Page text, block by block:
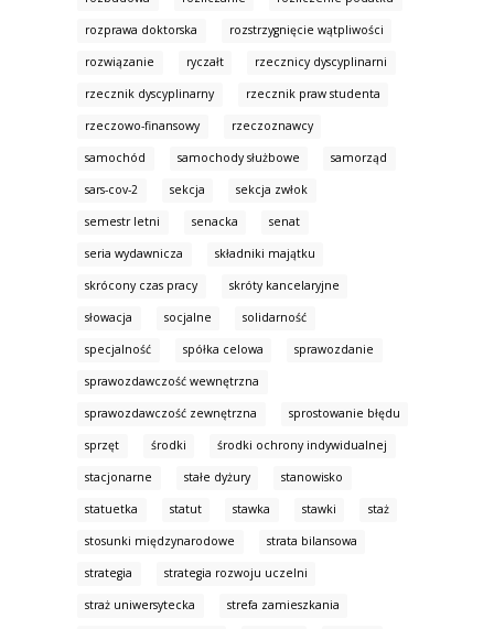
rozprawa doktorska rozstrzygnięcie wątpliwości
rozwiązanie ryczałt rzecznicy dyscyplinarni
rzecznik dyscyplinarny rzecznik praw studenta
rzeczowo-finansowy rzeczoznawcy
samochód samochody służbowe samorząd
sars-cov-2 sekcja sekcja zwłok
semestr letni senacka senat
seria wydawnicza składniki majątku
skrócony czas pracy skróty kancelaryjne
słowacja socjalne solidarność
specjalność spółka celowa sprawozdanie
sprawozdawczość wewnętrzna
sprawozdawczość zewnętrzna sprostowanie błędu
sprzęt środki środki ochrony indywidualnej
stacjonarne stałe dyżury stanowisko
statuetka statut stawka stawki staż
stosunki międzynarodowe strata bilansowa
strategia strategia rozwoju uczelni
straż uniwersytecka strefa zamieszkania